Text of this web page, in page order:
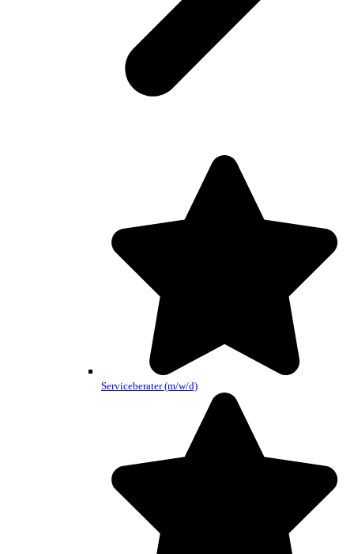
Serviceberater (m/w/d)